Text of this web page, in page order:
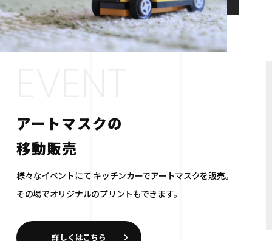
アートマスクの
移動販売
様々なイベントにて キッチンカーでアートマスクを販売。
その場でオリジナルのプリントもできます。
詳しくはこちら